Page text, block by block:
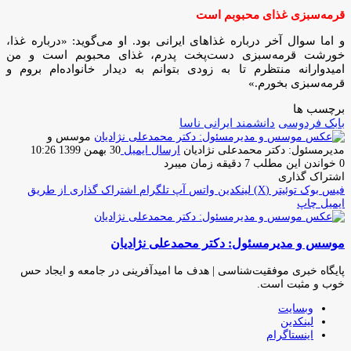
قرمه‌سبزی غذای محبوبم است
و اما سوال آخر درباره غذاهای ایرانی بود. او می‌گوید: «درباره غذا،
خورشت قرمه‌سبزی دست‌پخت پدرم، غذای محبوبم است و من
امیدوارانه منتظرم تا به زودی بتوانم به دیدار خانواده‌ام بروم و
قرمه‌سبزی بخورم.»
برچسب ها
بابک فردوسی دانشمند ایرانی ناسا
موسس و
مدیرمسئول: دکتر محمدعلی نژادیان ارسال ایمیل 30 بهمن 1399 10:26
0 خواندن این مطلب 7 دقیقه زمان میبرد
اشتراک گذاری
فیس بوک توئیتر (X) لینکدین واتس آپ تلگرام اشتراک گذاری از طریق
ایمیل چاپ
موسس و مدیرمسئول: دکتر محمدعلی نژادیان
پایگاه خبری موفقیت‌شناسی | هدف ما امیدآفرینی در جامعه و ایجاد حس
خوب و مثبت است.
وبسایت
لینکدین
اینستاگرام